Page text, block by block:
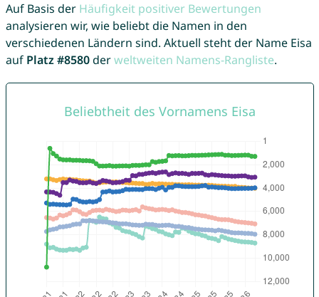
Auf Basis der Häufigkeit positiver Bewertungen
analysieren wir, wie beliebt die Namen in den
verschiedenen Ländern sind. Aktuell steht der Name Eisa
auf Platz #8580derweltweiten Namens-Rangliste.